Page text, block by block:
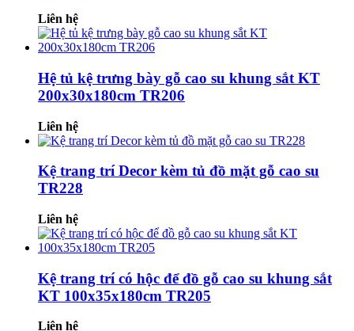
Liên hệ
Hệ tủ kệ trưng bày gỗ cao su khung sắt KT
200x30x180cm TR206
Liên hệ
Kệ trang trí Decor kèm tủ đồ mặt gỗ cao su
TR228
Liên hệ
Kệ trang trí có hộc để đồ gỗ cao su khung sắt
KT 100x35x180cm TR205
Liên hệ